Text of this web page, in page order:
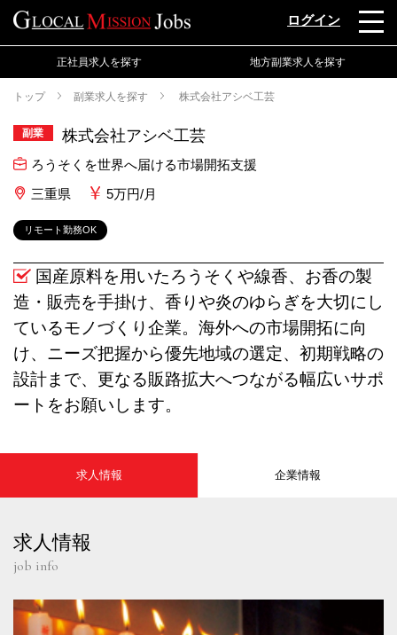
ログイン
正社員求人を探す 地方副業求人を探す
トップ 副業求人を探す 株式会社アシベ工芸
副業 株式会社アシベ工芸
ろうそくを世界へ届ける市場開拓支援
三重県
5万円/月
リモート勤務OK
国産原料を用いたろうそくや線香、お香の製
造・販売を手掛け、香りや炎のゆらぎを大切にし
ているモノづくり企業。海外への市場開拓に向
け、ニーズ把握から優先地域の選定、初期戦略の
設計まで、更なる販路拡大へつながる幅広いサポ
ートをお願いします。
求人情報 企業情報
求人情報
job info